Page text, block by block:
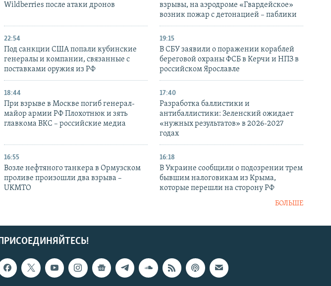
Wildberries после атаки дронов
взрывы, на аэродроме «Гвардейское»
возник пожар с детонацией – паблики
22:54
Под санкции США попали кубинские
генералы и компании, связанные с
поставками оружия из РФ
19:15
В СБУ заявили о поражении кораблей
береговой охраны ФСБ в Керчи и НПЗ в
российском Ярославле
18:44
При взрыве в Москве погиб генерал-
майор армии РФ Плохотнюк и зять
главкома ВКС – российские медиа
17:40
Разработка баллистики и
антибаллистики: Зеленский ожидает
«нужных результатов» в 2026-2027
годах
16:55
Возле нефтяного танкера в Ормузском
проливе произошли два взрыва –
UKMTO
16:18
В Украине сообщили о подозрении трем
бывшим налоговикам из Крыма,
которые перешли на сторону РФ
БОЛЬШЕ